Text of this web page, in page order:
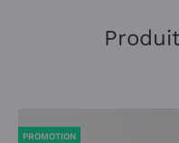
PROMOTION